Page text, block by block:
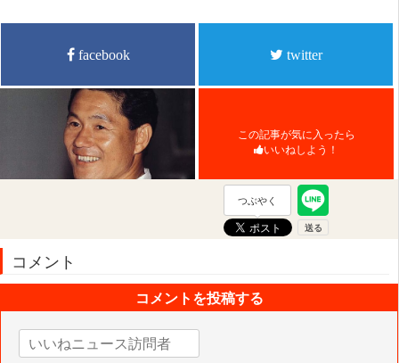
facebook twitter
この記事が気に入ったら
いいねしよう！
つぶやく
コメント
コメントを投稿する